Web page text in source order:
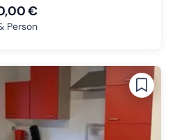
€
Person